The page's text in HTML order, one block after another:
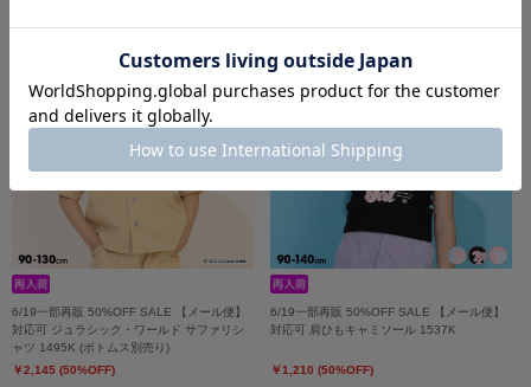
6/19一部再販 50%OFF SALE 【メール便】
対応可 ジュラシック・ワールド サファリシ
ャツ 1495K (ボトムス別売り)
￥2,145 (50%OFF)
6/19一部再販 50%OFF SALE 【メール便】
対応可 肩ひもキャミソール 1537K
￥1,210 (50%OFF)